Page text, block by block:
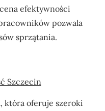
efektywności
pozwala
sprzątania.
Szczecin
która oferuje szeroki